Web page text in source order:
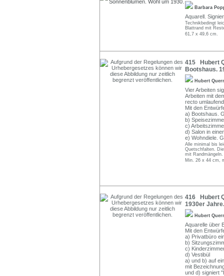
Barbara
Aquarell.
Technikbedingt
Blattrand mit
61,7 x 49,6 cm.
415 Hubert
Bootshaus.
Hubert
Vier Arbeiten
Arbeiten mit
recto
Mit den
a) Bootshaus.
b)
c)
d) Salon in
e) Wohndiele.
Alle minimal bis
Quetschfalten.
mit
Min. 26 x 44 cm,
416 Hubert
1930er Jahre.
Hubert
Aquarelle über
Mit den
a) Privatbüro
b)
c)
d) Vestibül
a) und b) auf
mit
und d) signiert